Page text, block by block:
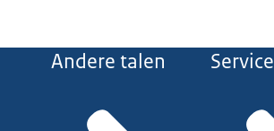
Andere talen Service